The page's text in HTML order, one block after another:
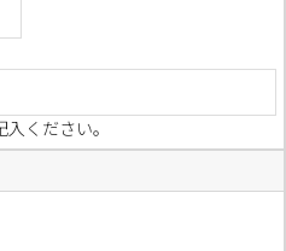
ください。